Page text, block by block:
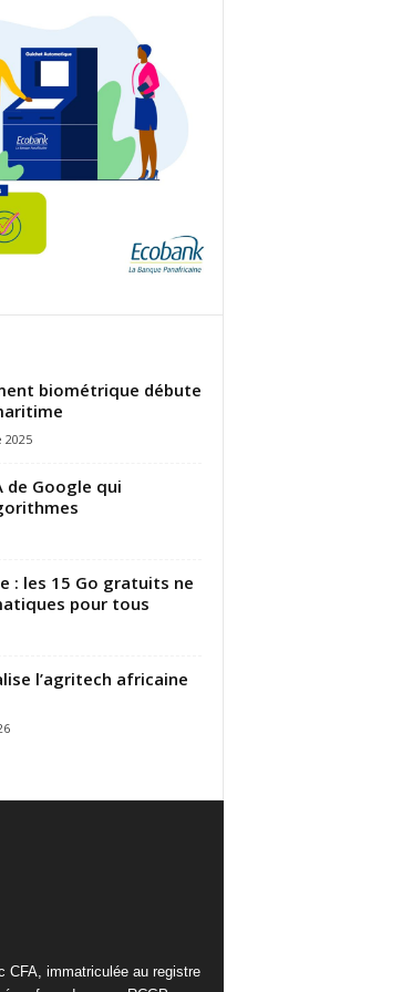
biométrique débute
de Google qui
: les 15 Go gratuits ne
pour tous
l’agritech africaine
CFA, immatriculée au registre